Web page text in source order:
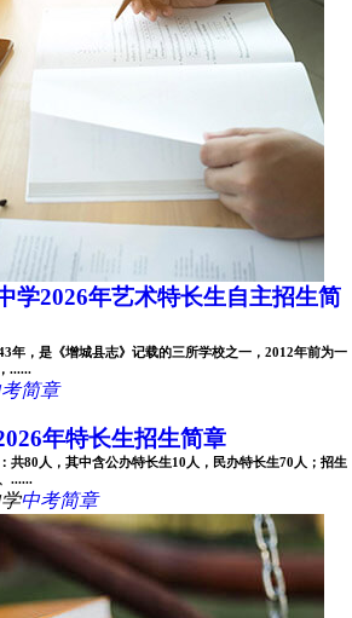
学2026年艺术特长生自主招生简
年，是《增城县志》记载的三所学校之一，2012年前为一
......
简章
年特长生招生简章
共80人，其中含公办特长生10人，民办特长生70人；招生
......
中考简章